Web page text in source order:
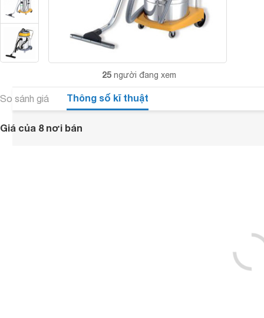
25 người đang xem
So sánh giá Thông số kĩ thuật
Giá của 8 nơi bán